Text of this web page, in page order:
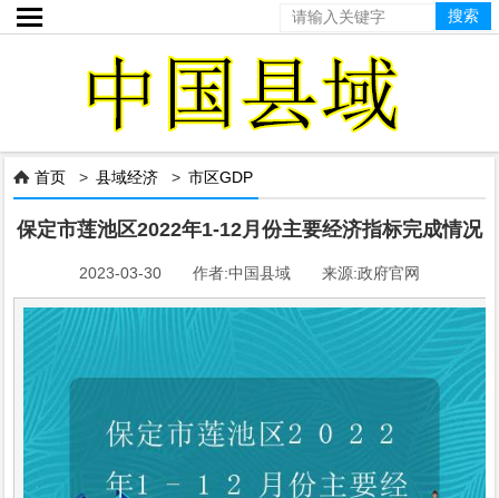

 首页 >县域经济 >市区GDP
保定市莲池区2022年1-12月份主要经济指标完成情况
2023-03-30 作者:中国县域 来源:政府官网